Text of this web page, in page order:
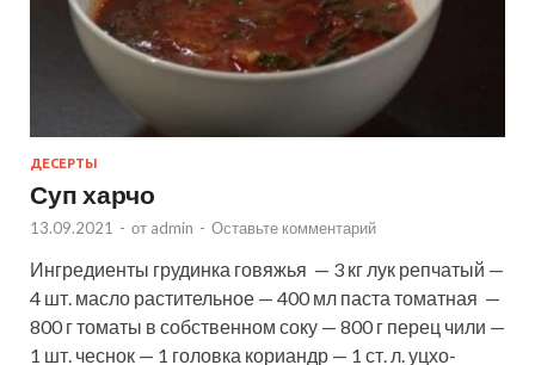
ДЕСЕРТЫ
Суп харчо
13.09.2021 - от admin - Оставьте комментарий
Ингредиенты грудинка говяжья — 3 кг лук репчатый —
4 шт. масло растительное — 400 мл паста томатная —
800 г томаты в собственном соку — 800 г перец чили —
1 шт. чеснок — 1 головка кориандр — 1 ст. л. уцхо-